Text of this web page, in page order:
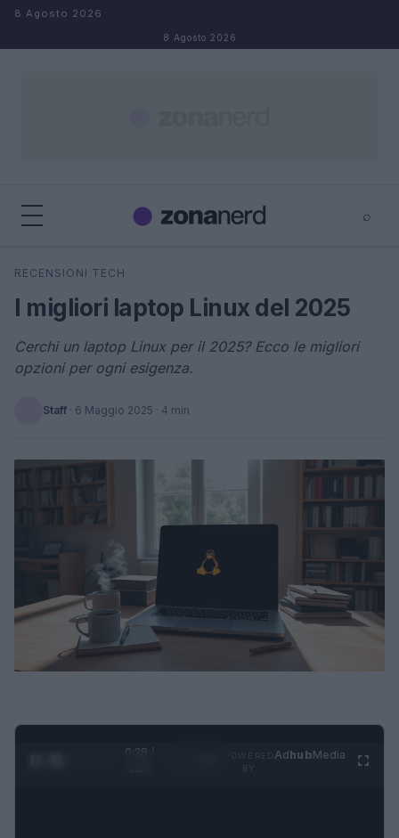
Salta al contenuto
8 Agosto 2026
8 Agosto 2026
⌕
Cerca
RECENSIONI TECH
I migliori laptop Linux del 2025
Cerchi un laptop Linux per il 2025? Ecco le migliori
opzioni per ogni esigenza.
Staff · 6 Maggio 2025 · 4 min
0:29 /
AdhubMedia